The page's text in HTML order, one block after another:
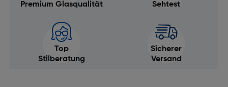
Premium Glasqualität
Sehtest
Top
Stilberatung
Sicherer
Versand